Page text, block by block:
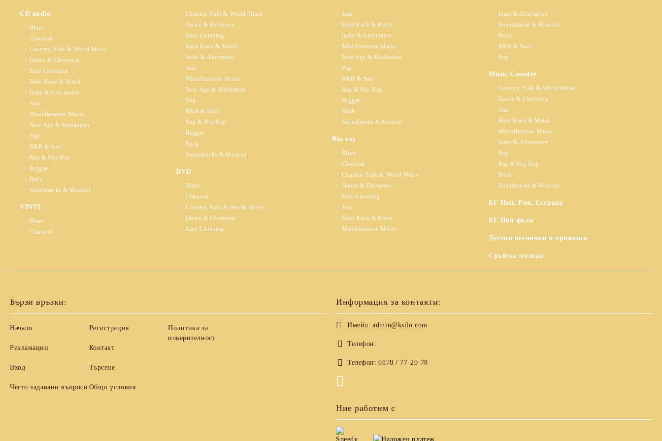
CD audio
Blues
Classical
Country, Folk & World Music
Dance & Electronic
Easy Listening
Hard Rock & Metal
Indie & Alternative
Jazz
Miscellaneous Music
New Age & Meditation
Pop
R&B & Soul
Rap & Hip Hop
Reggae
Rock
Soundtracks & Musical
VINYL
Blues
Classical
Country, Folk & World Music
Dance & Electronic
Easy Listening
Hard Rock & Metal
Indie & Alternative
Jazz
Miscellaneous Music
New Age & Meditation
Pop
R&B & Soul
Rap & Hip Hop
Reggae
Rock
Soundtracks & Musical
DVD
Blues
Classical
Country, Folk & World Music
Dance & Electronic
Easy Listening
Jazz
Hard Rock & Metal
Indie & Alternative
Miscellaneous Music
New Age & Meditation
Pop
R&B & Soul
Rap & Hip Hop
Reggae
Rock
Soundtracks & Musical
Blu ray
Blues
Classical
Country, Folk & World Music
Dance & Electronic
Easy Listening
Jazz
Hard Rock & Metal
Miscellaneous Music
Indie & Alternative
Soundtracks & Musical
Rock
R&B & Soul
Pop
Music Cassette
Country, Folk & World Music
Dance & Electronic
Jazz
Hard Rock & Metal
Miscellaneous Music
Indie & Alternative
Pop
Rap & Hip Hop
Rock
Soundtracks & Musical
БГ Поп, Рок, Естрада
БГ Поп фолк
Детски песнички и приказки
Сръбска музика
Бързи връзки:
Начало
Рекламации
Вход
Често задавани въпроси
Регистрация
Контакт
Търсене
Общи условия
Политика за
поверителност
Информация за контакти:
Имейл: admin@ksilo.com
Телефон:
Телефон: 0878 / 77-20-78
Ние работим с